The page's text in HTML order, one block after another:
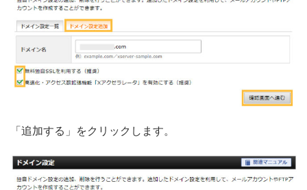
「追加する」をクリックします。